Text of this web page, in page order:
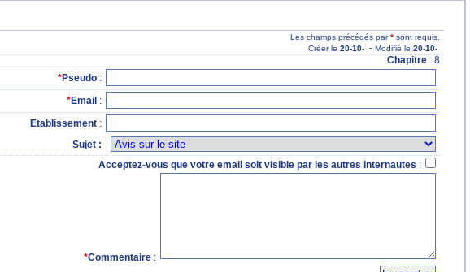
Les champs précédés par* sont requis.
Créer le 20-10- - Modifié le 20-10-
Chapitre : 8
*Pseudo :
*Email :
Etablissement :
Sujet :
Acceptez-vous que votre email soit visible par les autres internautes :
*Commentaire: